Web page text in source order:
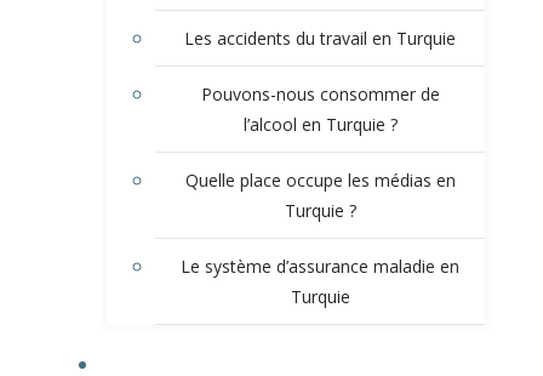
Les accidents du travail en Turquie
Pouvons-nous consommer de
l’alcool en Turquie ?
Quelle place occupe les médias en
Turquie ?
Le système d’assurance maladie en
Turquie